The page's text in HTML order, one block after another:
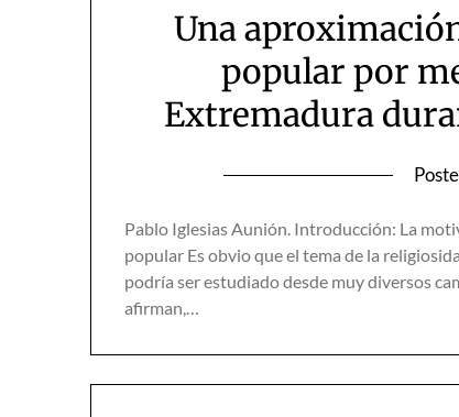
Una
popular por
Extremadura
Pablo Iglesias Aunión. Introducción: La
popular Es obvio que el tema de la
podría ser estudiado desde muy diversos
afirman,…